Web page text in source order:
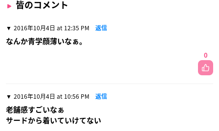
皆のコメント
2016年10月4日 at 12:35 PM 返信
なんか青学顔薄いなぁ。
0
2016年10月4日 at 10:56 PM 返信
老舗感すごいなぁ
サードから着いていけてない